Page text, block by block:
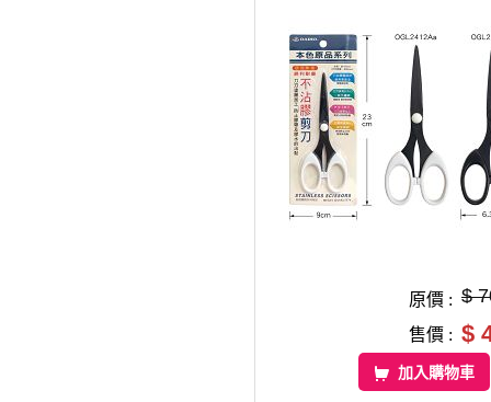
原價 : $
售價 : $
加入購物車